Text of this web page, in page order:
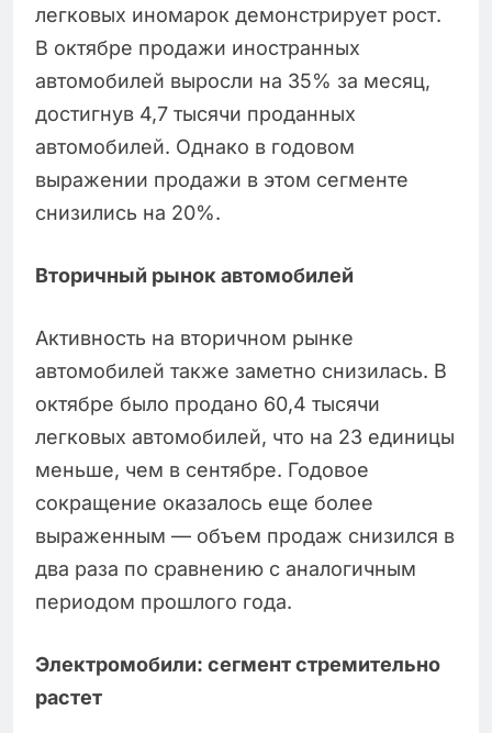
легковых иномарок демонстрирует рост.
В октябре продажи иностранных
автомобилей выросли на 35% за месяц,
достигнув 4,7 тысячи проданных
автомобилей. Однако в годовом
выражении продажи в этом сегменте
снизились на 20%.
Вторичный рынок автомобилей
Активность на вторичном рынке
автомобилей также заметно снизилась. В
октябре было продано 60,4 тысячи
легковых автомобилей, что на 23 единицы
меньше, чем в сентябре. Годовое
сокращение оказалось еще более
выраженным — объем продаж снизился в
два раза по сравнению с аналогичным
периодом прошлого года.
Электромобили: сегмент стремительно
растет